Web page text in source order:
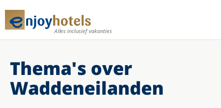
Alles inclusief vakanties
Thema's over
Waddeneilanden